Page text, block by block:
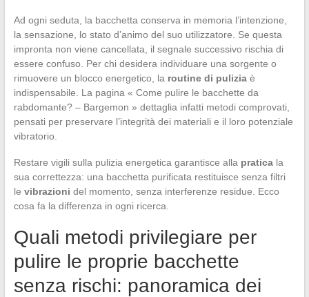
Ad ogni seduta, la bacchetta conserva in memoria l’intenzione,
la sensazione, lo stato d’animo del suo utilizzatore. Se questa
impronta non viene cancellata, il segnale successivo rischia di
essere confuso. Per chi desidera individuare una sorgente o
rimuovere un blocco energetico, la routine di puliziaè
indispensabile. La pagina « Come pulire le bacchette da
rabdomante? – Bargemon » dettaglia infatti metodi comprovati,
pensati per preservare l’integrità dei materiali e il loro potenziale
vibratorio.
Restare vigili sulla pulizia energetica garantisce alla praticala
sua correttezza: una bacchetta purificata restituisce senza filtri
le vibrazioni del momento, senza interferenze residue. Ecco
cosa fa la differenza in ogni ricerca.
Quali metodi privilegiare per
pulire le proprie bacchette
senza rischi: panoramica dei